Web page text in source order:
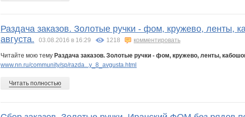
Раздача заказов. Золотые ручки - фом, кружево, ленты,
августа.
03.08.2016 в 16:29 1218 комментировать
Читайте мою тему Раздача заказов. Золотые ручки - фом, кружево, ленты,
www.nn.ru/community/sp/razda...y_8_avgusta.html
Читать полностью